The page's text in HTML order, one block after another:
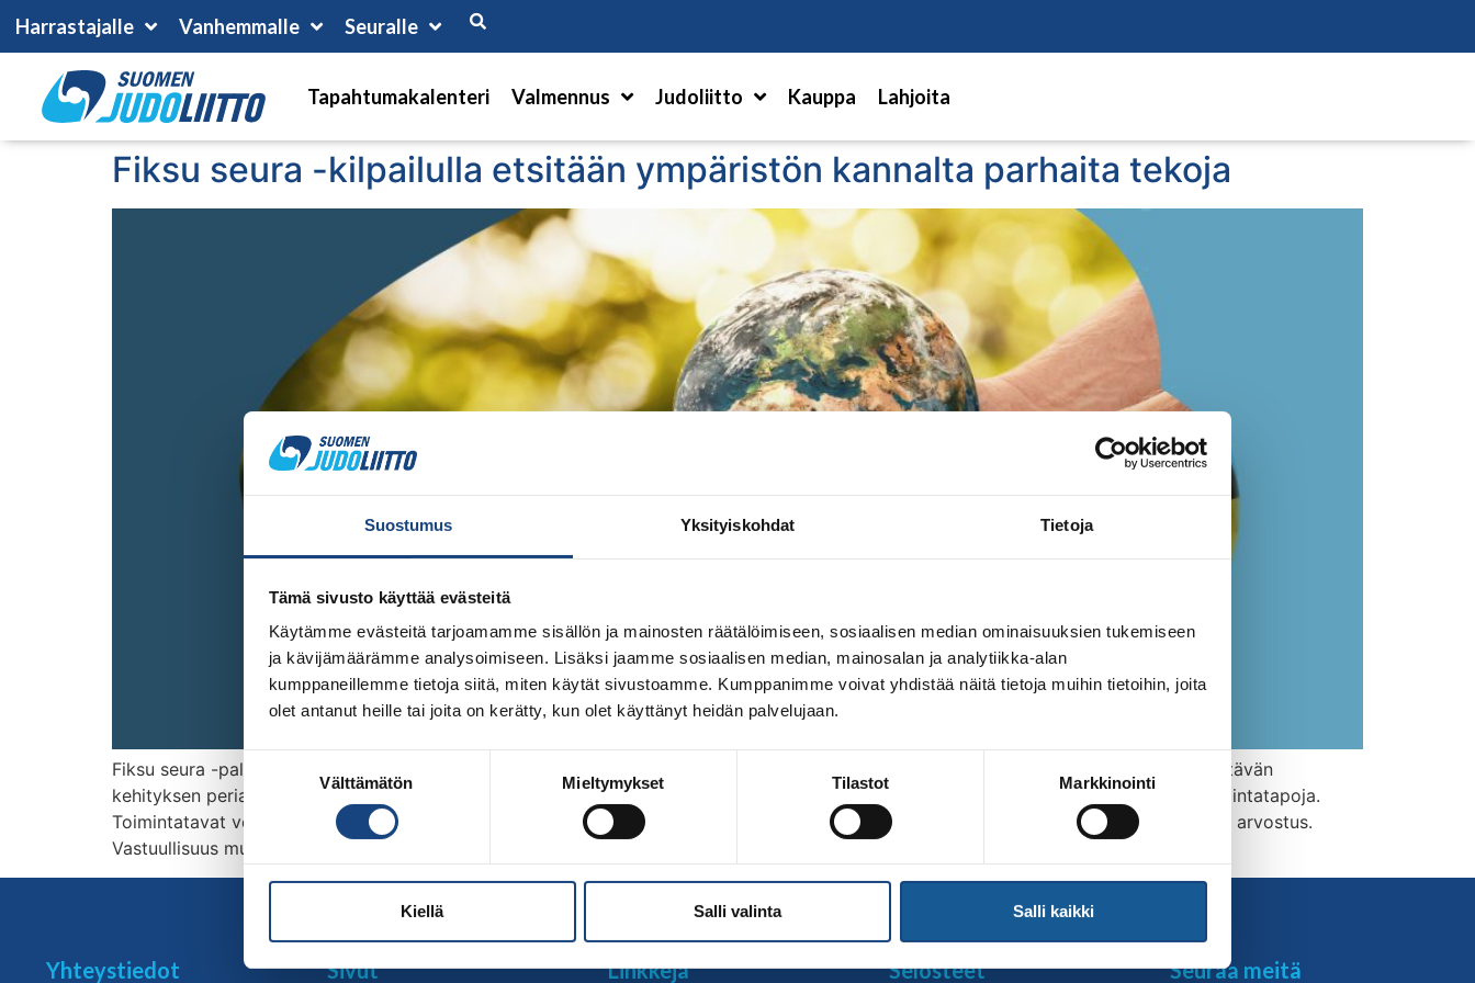
Suostumus Yksityiskohdat Tietoja
Tämä sivusto käyttää evästeitä
Käytämme evästeitä tarjoamamme sisällön ja mainosten räätälöimiseen, sosiaalisen median ominaisuuksien tukemiseen
ja kävijämäärämme analysoimiseen. Lisäksi jaamme sosiaalisen median, mainosalan ja analytiikka-alan
kumppaneillemme tietoja siitä, miten käytät sivustoamme. Kumppanimme voivat yhdistää näitä tietoja muihin tietoihin, joita
olet antanut heille tai joita on kerätty, kun olet käyttänyt heidän palvelujaan.
valinta
Välttämätön Mieltymykset Tilastot Markkinointi
Kiellä Salli valinta Salli kaikki
Harrastajalle Vanhemmalle Seuralle
Tapahtumakalenteri Valmennus Judoliitto Kauppa Lahjoita
Fiksu seura -kilpailulla etsitään ympäristön kannalta parhaita tekoja
Fiksu seura -palkinnolla palkitaan ympäristön kannalta fiksusti toimiva seura Olympiakomitea haluaa kannustaa seuroja toimimaan kestävän
kehityksen periaatteiden mukaisesti. Fiksu seura palkinnolla palkitaan seura, joka on ottanut käyttöön ympäristön kannalta fiksuja toimintatapoja.
Toimintatavat voivat liittyä esim. liikenteeseen, tapahtumiin, ravintoon, välineisiin, viestintään. Judossa lajiin liittyy muiden kunnioitus ja arvostus.
Vastuullisuus muista ja oman toiminnan arviointi ovat osa […]
Yhteystiedot Sivut Linkkejä Selosteet Seuraa meitä